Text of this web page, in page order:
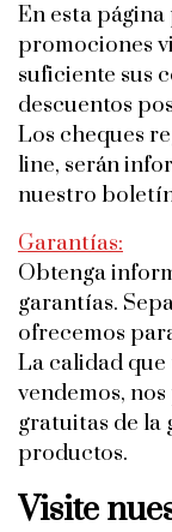
En esta
promociones
suficiente sus
descuentos
Los cheques
line, serán
nuestro
Garantías:
Obtenga
garantías.
ofrecemos
La calidad
vendemos,
gratuitas de la
productos.
Visite